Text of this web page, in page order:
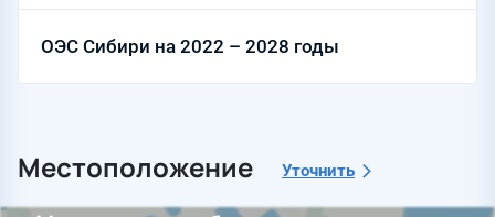
ОЭС Сибири на 2022 – 2028 годы
Местоположение Уточнить